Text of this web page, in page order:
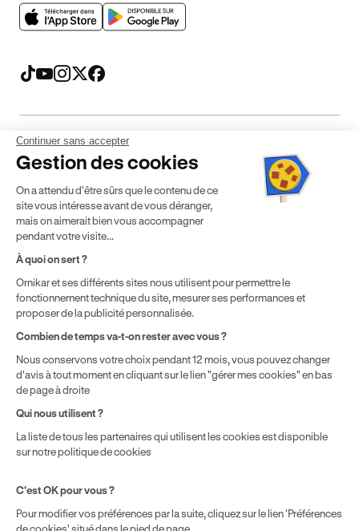
Mentions légales CGV CGU Politique de confidentialité
* Détail des conditions de nos offres
localisation géographique et du type de formules que vous
achetez comme détaillé dans nosConditions Générales de
Vente.
Continuer sans accepter
Gestion des cookies
On a attendu d'être sûrs que le contenu de ce
site vous intéresse avant de vous déranger,
mais on aimerait bien vous accompagner
pendant votre visite...
À quoi on sert ?
Ornikar et ses différents sites nous utilisent pour permettre le
fonctionnement technique du site, mesurer ses performances et
proposer de la publicité personnalisée.
Combien de temps va-t-on rester avec vous ?
Nous conservons votre choix pendant 12 mois, vous pouvez changer
d'avis à tout moment en cliquant sur le lien "gérer mes cookies" en bas
de page à droite
Qui nous utilisent ?
La liste de tous les partenaires qui utilisent les cookies est disponible
sur notre politique de cookies
C'est OK pour vous ?
Pour modifier vos préférences par la suite, cliquez sur le lien 'Préférences
de cookies' situé dans le pied de page.